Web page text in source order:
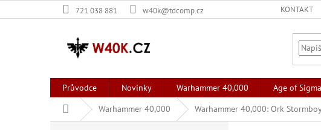
na
721 038 881 w40k@tdcomp.cz KONTAKT
Průvodce Novinky Warhammer 40,000 Age of
Domů Warhammer 40,000 Warhammer 40,000: Ork